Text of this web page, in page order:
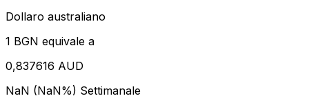
Dollaro australiano
1 BGN equivale a
0,837616 AUD
NaN (NaN%) Settimanale